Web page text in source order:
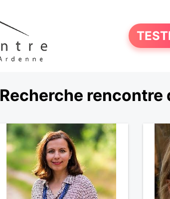
Recherche rencontre